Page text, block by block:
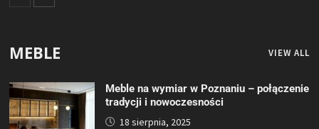
MEBLE VIEW ALL
Meble na wymiar w Poznaniu – połączenie
tradycji i nowoczesności
18 sierpnia, 2025